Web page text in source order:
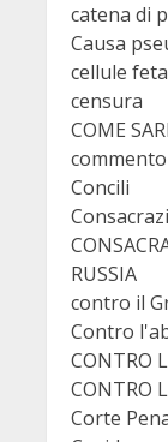
catena di
Causa
cellule
censura
COME
Concili
RUSSIA
contro il
Contro
CONTRO
CONTRO
Corte